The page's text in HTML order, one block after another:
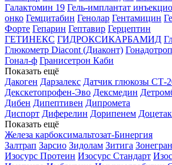
Галактомин 19 Гель-имплантат
онко Гемцитабин Генолар Гентамицин
Форте Гепарин Гептавир Герцептин
ГЕТИНЕКС ГИДРОКСИКАРБАМИД
Глюкометр Diacont (Диаконт)
Гонал-ф Гранисетрон Каби
Показать ещё
Дакоген Дарзалекс Датчик глюкозы СТ-
Декскетопрофен-Эво Дексмедин
Дибен Дипептивен Дипромета
Диспорт Диферелин Дорипенем
Показать ещё
Железа карбоксимальтозат-Бинергия
Залтрап Зарсио Зидолам Зитига Зонегран
Изосурс Протеин Изосурс Стандарт